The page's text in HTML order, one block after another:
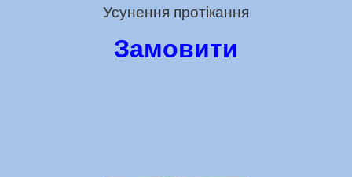
Усунення протікання
Замовити